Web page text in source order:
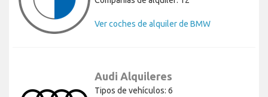
Ver coches de alquiler de BMW
Audi Alquileres
Tipos de vehículos: 6